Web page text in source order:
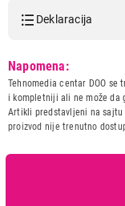
Deklaracija
Naziv i vrsta robe:
Uvoznik:
Zemlja porekla:
Napomena:
Tehnomedia centar DOO
i kompletniji ali ne može da
Artikli predstavljeni na sajtu
proizvod nije trenutno
Ukupno u